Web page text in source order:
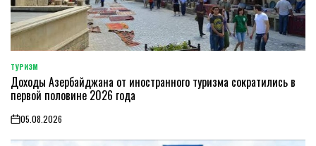
POSTED
IN
ТУРИЗМ
Доходы Азербайджана от иностранного туризма сократились в
первой половине 2026 года
on05.08.2026